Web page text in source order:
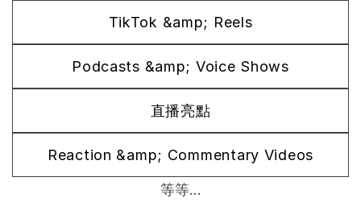
TikTok &amp; Reels
Podcasts &amp; Voice Shows
直播亮點
Reaction &amp; Commentary Videos
等等...